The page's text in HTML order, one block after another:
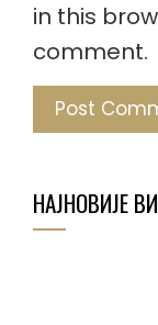
in this
comment.
НАЈНОВИЈЕ